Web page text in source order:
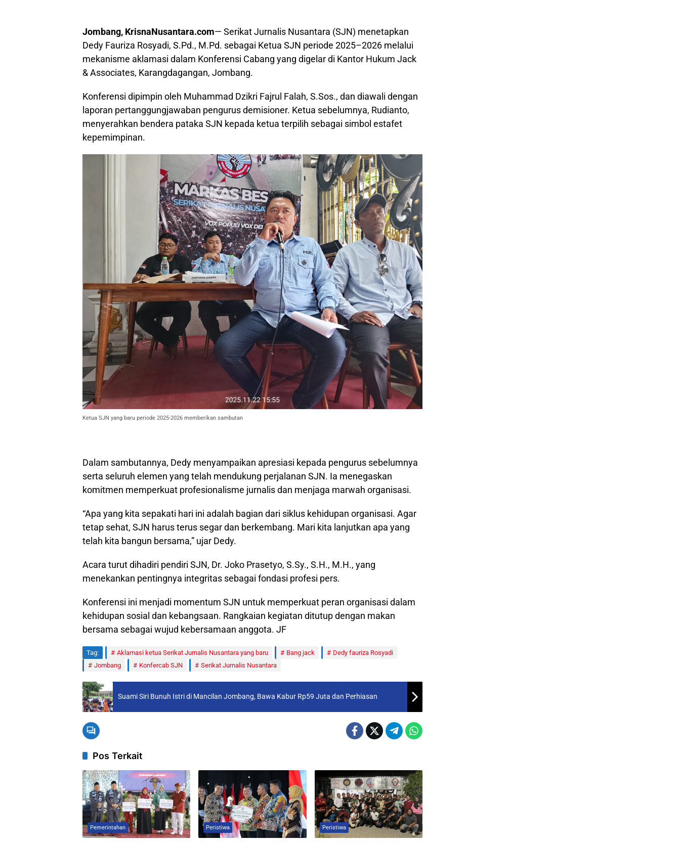
Jombang, KrisnaNusantara.com— Serikat Jurnalis Nusantara (SJN) menetapkan
Dedy Fauriza Rosyadi, S.Pd., M.Pd. sebagai Ketua SJN periode 2025–2026 melalui
mekanisme aklamasi dalam Konferensi Cabang yang digelar di Kantor Hukum Jack
& Associates, Karangdagangan, Jombang.
Konferensi dipimpin oleh Muhammad Dzikri Fajrul Falah, S.Sos., dan diawali dengan
laporan pertanggungjawaban pengurus demisioner. Ketua sebelumnya, Rudianto,
menyerahkan bendera pataka SJN kepada ketua terpilih sebagai simbol estafet
kepemimpinan.
Ketua SJN yang baru periode 2025-2026 memberikan sambutan
Dalam sambutannya, Dedy menyampaikan apresiasi kepada pengurus sebelumnya
serta seluruh elemen yang telah mendukung perjalanan SJN. Ia menegaskan
komitmen memperkuat profesionalisme jurnalis dan menjaga marwah organisasi.
“Apa yang kita sepakati hari ini adalah bagian dari siklus kehidupan organisasi. Agar
tetap sehat, SJN harus terus segar dan berkembang. Mari kita lanjutkan apa yang
telah kita bangun bersama,” ujar Dedy.
Acara turut dihadiri pendiri SJN, Dr. Joko Prasetyo, S.Sy., S.H., M.H., yang
menekankan pentingnya integritas sebagai fondasi profesi pers.
Konferensi ini menjadi momentum SJN untuk memperkuat peran organisasi dalam
kehidupan sosial dan kebangsaan. Rangkaian kegiatan ditutup dengan makan
bersama sebagai wujud kebersamaan anggota. JF
Tag: Aklamasi ketua Serikat Jurnalis Nusantara yang baru Bang jack
Dedy fauriza Rosyadi
Jombang
Konfercab SJN Serikat Jurnalis Nusantara
Suami Siri Bunuh Istri di Mancilan Jombang, Bawa Kabur Rp59 Juta dan Perhiasan
Pos Terkait
Pemerintahan Peristiwa Peristiwa